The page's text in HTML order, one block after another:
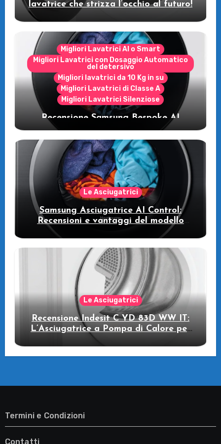
lavatrice che strizza l’occhio al futuro!
Migliori Lavatrici AI o Smart
Migliori Lavatrici con Dosaggio Automatico
del detersivo
Migliori lavatrici da 10 Kg in su
Migliori Lavatrici di Classe A
Migliori Lavatrici Silenziose
Recensione Samsung Bespoke AI
WW11DB7B94GE/U3: la lavatrice
intelligente che fa risparmiare
Le Asciugatrici
Samsung Asciugatrice AI Control:
Recensioni e vantaggi del modello
Le Asciugatrici
Recensione Indesit C YD 83D WW IT:
L’Asciugatrice a Pompa di Calore per
il Tuo Benessere
Termini e Condizioni
Contatti